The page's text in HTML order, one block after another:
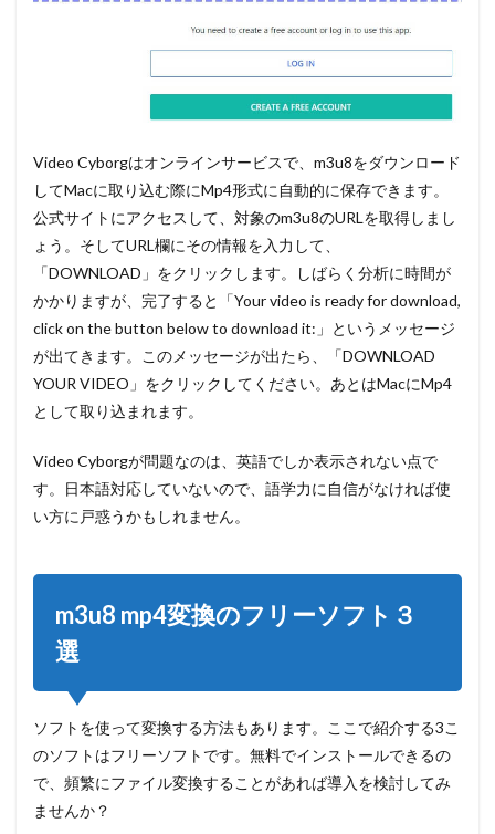
Video Cyborgはオンラインサービスで、m3u8をダウンロード
してMacに取り込む際にMp4形式に自動的に保存できます。
公式サイトにアクセスして、対象のm3u8のURLを取得しまし
ょう。そしてURL欄にその情報を入力して、
「DOWNLOAD」をクリックします。しばらく分析に時間が
かかりますが、完了すると「Your video is ready for download,
click on the button below to download it:」というメッセージ
が出てきます。このメッセージが出たら、「DOWNLOAD
YOUR VIDEO」をクリックしてください。あとはMacにMp4
として取り込まれます。
Video Cyborgが問題なのは、英語でしか表示されない点で
す。日本語対応していないので、語学力に自信がなければ使
い方に戸惑うかもしれません。
m3u8 mp4変換のフリーソフト３
選
ソフトを使って変換する方法もあります。ここで紹介する3こ
のソフトはフリーソフトです。無料でインストールできるの
で、頻繁にファイル変換することがあれば導入を検討してみ
ませんか？